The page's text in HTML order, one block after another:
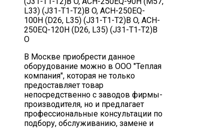
L33) (J31-T1-T2)B O, ACH-250EQ-
100H (D26, L35) (J31-T1-T2)B O, ACH-
250EQ-120H (D26, L35) (J31-T1-T2)B
O
В Москве приобрести данное
оборудование можно в ООО "Теплая
компания", которая не только
предоставляет товар
непосредственно с заводов фирмы-
производителя, но и предлагает
профессиональные консультации по
подбору, обслуживанию, замене и